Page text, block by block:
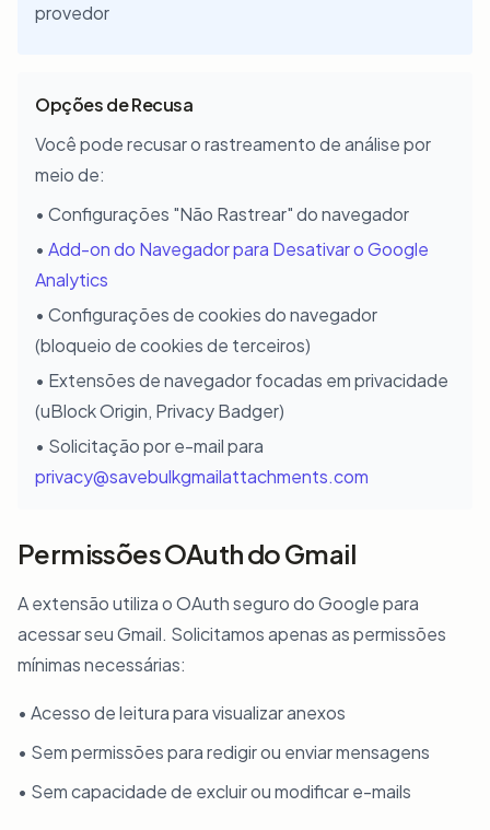
provedor
Opções de Recusa
Você pode recusar o rastreamento de análise por
meio de:
• Configurações "Não Rastrear" do navegador
• Add-on do Navegador para Desativar o Google
Analytics
• Configurações de cookies do navegador
(bloqueio de cookies de terceiros)
• Extensões de navegador focadas em privacidade
(uBlock Origin, Privacy Badger)
• Solicitação por e-mail para
privacy@savebulkgmailattachments.com
Permissões OAuth do Gmail
A extensão utiliza o OAuth seguro do Google para
acessar seu Gmail. Solicitamos apenas as permissões
mínimas necessárias:
• Acesso de leitura para visualizar anexos
• Sem permissões para redigir ou enviar mensagens
• Sem capacidade de excluir ou modificar e-mails